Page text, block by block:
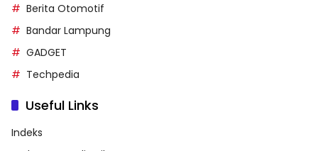
Berita Otomotif
Bandar Lampung
GADGET
Techpedia
Useful Links
Indeks